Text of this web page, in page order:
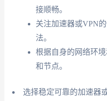
接顺畅。
关注加速器或VPN
法。
根据自身的网络环
和节点。
选择稳定可靠的加速器